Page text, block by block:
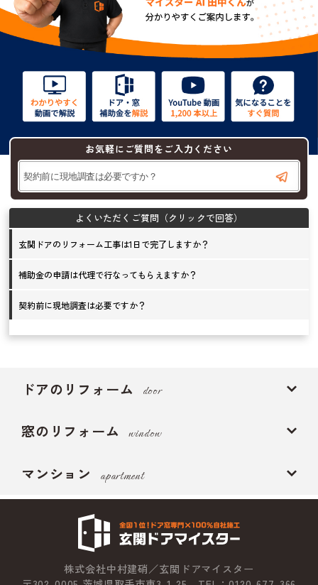
お気軽にご質問をご入力ください
玄関ドアのリフォーム工事は1日で完了しますか？
補助金の申請は代理で行なってもらえますか？
契約前に現地調査は必要ですか？
ドアのリフォーム door
窓のリフォーム window
マンション apartment
株式会社中村建硝／玄関ドアマイスター